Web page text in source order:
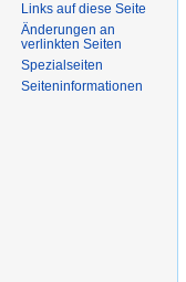
Links auf diese Seite
Änderungen an
verlinkten Seiten
Spezialseiten
Seiten­informationen